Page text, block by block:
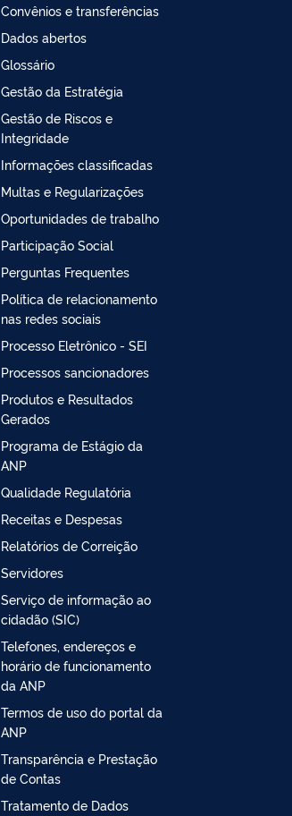
Convênios e transferências
Dados abertos
Glossário
Gestão da Estratégia
Gestão de Riscos e
Integridade
Informações classificadas
Multas e Regularizações
Oportunidades de trabalho
Participação Social
Perguntas Frequentes
Política de relacionamento
nas redes sociais
Processo Eletrônico - SEI
Processos sancionadores
Produtos e Resultados
Gerados
Programa de Estágio da
ANP
Qualidade Regulatória
Receitas e Despesas
Relatórios de Correição
Servidores
Serviço de informação ao
cidadão (SIC)
Telefones, endereços e
horário de funcionamento
da ANP
Termos de uso do portal da
ANP
Transparência e Prestação
de Contas
Tratamento de Dados